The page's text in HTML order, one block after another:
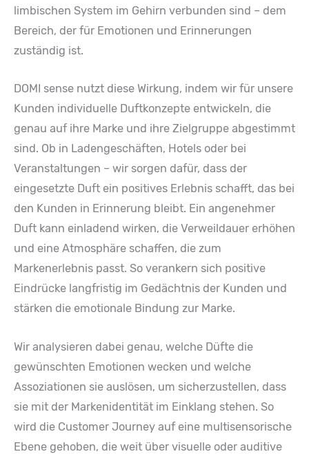
limbischen System im Gehirn verbunden sind – dem
Bereich, der für Emotionen und Erinnerungen
zuständig ist.
DOMI sense nutzt diese Wirkung, indem wir für unsere
Kunden individuelle Duftkonzepte entwickeln, die
genau auf ihre Marke und ihre Zielgruppe abgestimmt
sind. Ob in Ladengeschäften, Hotels oder bei
Veranstaltungen – wir sorgen dafür, dass der
eingesetzte Duft ein positives Erlebnis schafft, das bei
den Kunden in Erinnerung bleibt. Ein angenehmer
Duft kann einladend wirken, die Verweildauer erhöhen
und eine Atmosphäre schaffen, die zum
Markenerlebnis passt. So verankern sich positive
Eindrücke langfristig im Gedächtnis der Kunden und
stärken die emotionale Bindung zur Marke.
Wir analysieren dabei genau, welche Düfte die
gewünschten Emotionen wecken und welche
Assoziationen sie auslösen, um sicherzustellen, dass
sie mit der Markenidentität im Einklang stehen. So
wird die Customer Journey auf eine multisensorische
Ebene gehoben, die weit über visuelle oder auditive